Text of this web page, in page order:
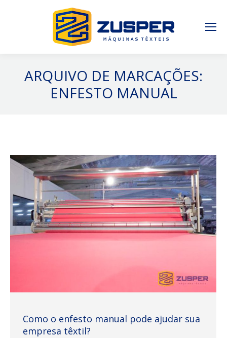
ARQUIVO DE MARCAÇÕES:
ENFESTO MANUAL
Como o enfesto manual pode ajudar sua
empresa têxtil?